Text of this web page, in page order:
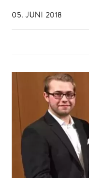
05. JUNI 2018